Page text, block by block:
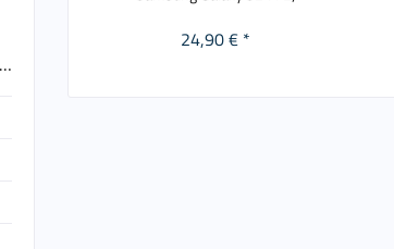
24,90 € *